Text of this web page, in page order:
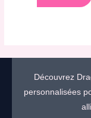
Découvrez
personnalisées